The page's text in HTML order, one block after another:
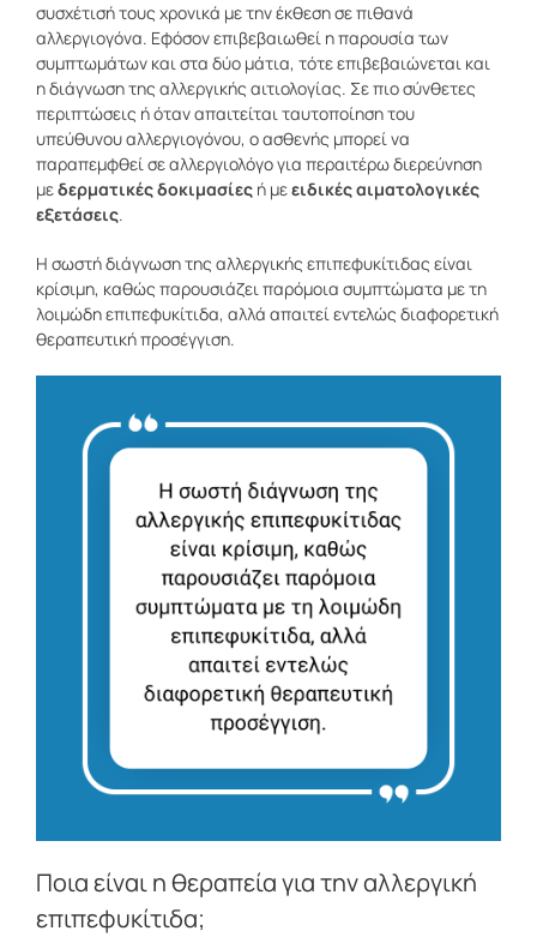
συσχέτισή τους χρονικά με την έκθεση σε πιθανά
αλλεργιογόνα. Εφόσον επιβεβαιωθεί η παρουσία των
συμπτωμάτων και στα δύο μάτια, τότε επιβεβαιώνεται και
η διάγνωση της αλλεργικής αιτιολογίας. Σε πιο σύνθετες
περιπτώσεις ή όταν απαιτείται ταυτοποίηση του
υπεύθυνου αλλεργιογόνου, ο ασθενής μπορεί να
παραπεμφθεί σε αλλεργιολόγο για περαιτέρω διερεύνηση
μεδερματικές δοκιμασίες ή μεειδικές αιματολογικές
εξετάσεις.
Η σωστή διάγνωση της αλλεργικής επιπεφυκίτιδας είναι
κρίσιμη, καθώς παρουσιάζει παρόμοια συμπτώματα με τη
λοιμώδη επιπεφυκίτιδα, αλλά απαιτεί εντελώς διαφορετική
θεραπευτική προσέγγιση.
Ποια είναι η θεραπεία για την αλλεργική
επιπεφυκίτιδα;